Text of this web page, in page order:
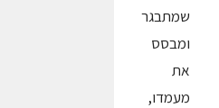
שמתבגר
ומבסס
את
מעמדו,